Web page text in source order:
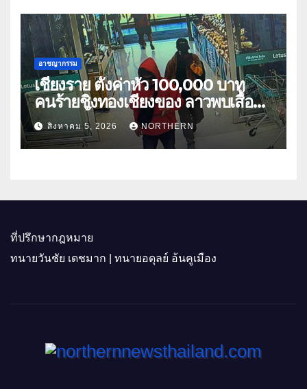
อาชญากรรม
เชียงราย ตั้งค่าหัว 100,000 บาท
คนร้ายชิงทองเชียงของ ลาวพบเสื้อผ้า
คนร้ายตั้งจุดตรวจตามเส้นทาง
สิงหาคม 5, 2026 NORTHERN
ที่ปรึกษากฎหมาย
ทนายวันชัย เดชมาก | ทนายอดุลย์ อ้นคูเมือง